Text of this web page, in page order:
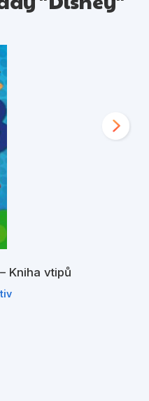
Kniha vtipů